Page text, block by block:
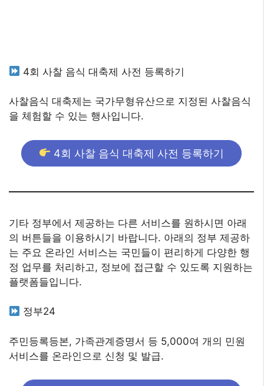
4회 사찰 음식 대축제 사전 등록하기
사찰음식 대축제는 국가무형유산으로 지정된 사찰음식
을 체험할 수 있는 행사입니다.
4회 사찰 음식 대축제 사전 등록하기
기타 정부에서 제공하는 다른 서비스를 원하시면 아래
의 버튼들을 이용하시기 바랍니다. 아래의 정부 제공하
는 주요 온라인 서비스는 국민들이 편리하게 다양한 행
정 업무를 처리하고, 정보에 접근할 수 있도록 지원하는
플랫폼들입니다.
정부24
주민등록등본, 가족관계증명서 등 5,000여 개의 민원
서비스를 온라인으로 신청 및 발급.